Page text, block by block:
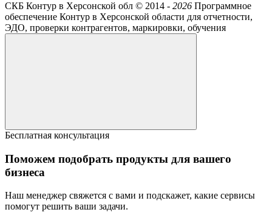
СКБ Контур в Херсонской обл © 2014 - 2026 Программное
обеспечение Контур в Херсонской области для отчетности,
ЭДО, проверки контрагентов, маркировки, обучения
Бесплатная консультация
Поможем подобрать продукты для вашего
бизнеса
Наш менеджер свяжется с вами и подскажет, какие сервисы
помогут решить ваши задачи.